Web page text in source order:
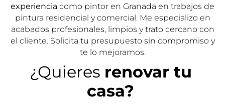
experiencia como pintor en Granada en trabajos de
pintura residencial y comercial. Me especializo en
acabados profesionales, limpios y trato cercano con
el cliente. Solicita tu presupuesto sin compromiso y
te lo mejoramos.
¿Quieres renovar tu
casa?